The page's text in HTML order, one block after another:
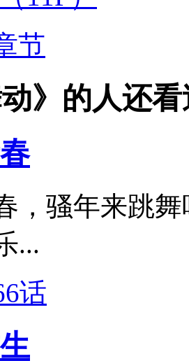
节
》的人还看
，骚年来跳
...
话